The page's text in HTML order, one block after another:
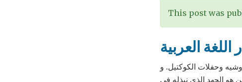
This post was
اللغة العربية
وحفلات الكوكتيل. و
هو الجهد الذي نبذله في